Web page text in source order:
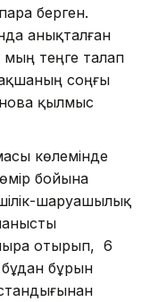
берген.
анықталған
теңге талап
ақшаның соңғы
қылмыс
көлемінде
бойына
шаруашылық
отырып, 6
бұрын